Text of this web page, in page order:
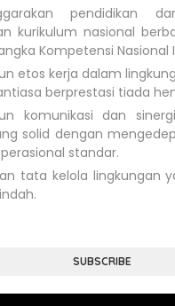
pendidikan
kurikulum nasional
Kompetensi Nasional
etos kerja dalam
berprestasi tiada
komunikasi dan
solid dengan
standar.
tata kelola lingkungan
SUBSCRIBE